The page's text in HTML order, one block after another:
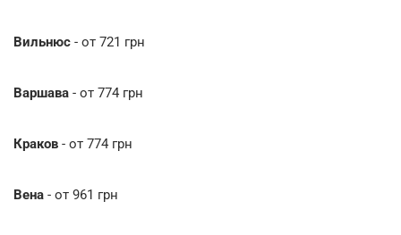
Вильнюс - от 721 грн
Варшава - от 774 грн
Краков - от 774 грн
Вена - от 961 грн